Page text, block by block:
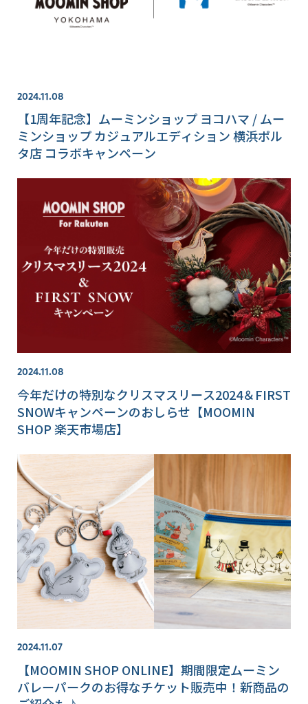
2024.11.08
【1周年記念】ムーミンショップ ヨコハマ / ムー
ミンショップ カジュアルエディション 横浜ポル
タ店 コラボキャンペーン
2024.11.08
今年だけの特別なクリスマスリース2024＆FIRST
SNOWキャンペーンのおしらせ【MOOMIN
SHOP 楽天市場店】
2024.11.07
【MOOMIN SHOP ONLINE】期間限定ムーミン
バレーパークのお得なチケット販売中！新商品の